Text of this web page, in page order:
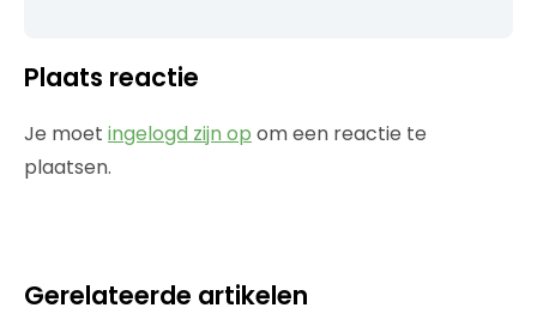
Plaats reactie
Je moet ingelogd zijn op om een reactie te
plaatsen.
Gerelateerde artikelen